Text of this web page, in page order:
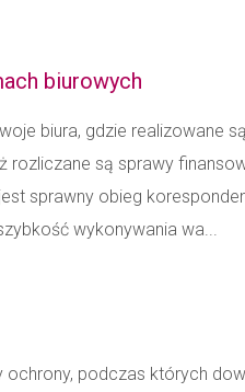
biurowych
biura, gdzie realizowane
rozliczane są sprawy
sprawny obieg
wykonywania wa...
ochrony, podczas których